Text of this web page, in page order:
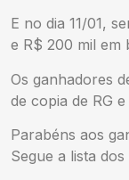
E no dia 11/01,
e R$ 200 mil em
Os ganhadores
de copia de RG
Parabéns aos
Segue a lista